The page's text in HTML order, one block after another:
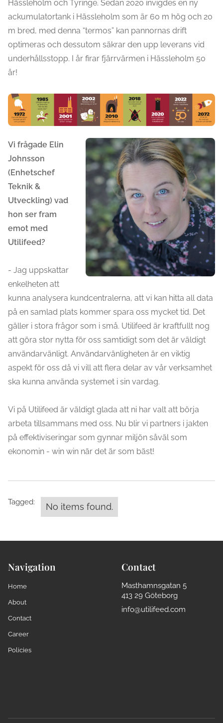
Hässleholm och Tyringe. Sedan 2020 invigdes en ny
ackumulatortank i Hässleholm som är 60 m hög och 20
m bred, med denna “termos” kan pannornas drift
optimeras och dessutom säkrar den upp leverans vid
underhållsstopp. I år firar fjärrvärmen i Hässleholm 50
år!
Vi frågade Elin
Johnsson
(Enhetschef
Teknik &
Utveckling) vad
hon ser fram
emot med
Utilifeed?
- Jag uppskattar
enkelheten att
kunna analysera kundcentralerna, att vi kan hitta all data
på en samlad plats kommer spara oss mycket tid. Det
gäller i stora frågor som i små. Utilifeed är kraftfullt nog
att göra stor nytta för oss samtidigt som det är väldigt
användarvänligt. Användarvänligheten är en viktig
aspekt för oss då vi vill att flera delar av vår verksamhet
ska kunna använda systemet i sin vardag.
Vi på Utilifeed är väldigt glada att ni har valt att börja
arbeta tillsammans med oss. Nu blir vi partners i jakten
på effektiviseringar som gynnar miljön såväl som
ekonomin - win win när det är som bäst!
Tagged: No items found.
Navigation
Home
About
Contact
Career
Policies
Contact
Masthamnsgatan 5
413 29 Göteborg
info@utilifeed.com